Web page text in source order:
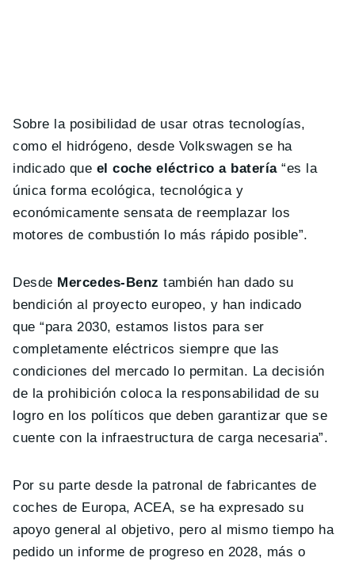
Sobre la posibilidad de usar otras tecnologías,
como el hidrógeno, desde Volkswagen se ha
indicado que el coche eléctrico a batería“es la
única forma ecológica, tecnológica y
económicamente sensata de reemplazar los
motores de combustión lo más rápido posible”.
Desde Mercedes-Benz también han dado su
bendición al proyecto europeo, y han indicado
que “para 2030, estamos listos para ser
completamente eléctricos siempre que las
condiciones del mercado lo permitan. La decisión
de la prohibición coloca la responsabilidad de su
logro en los políticos que deben garantizar que se
cuente con la infraestructura de carga necesaria”.
Por su parte desde la patronal de fabricantes de
coches de Europa, ACEA, se ha expresado su
apoyo general al objetivo, pero al mismo tiempo ha
pedido un informe de progreso en 2028, más o